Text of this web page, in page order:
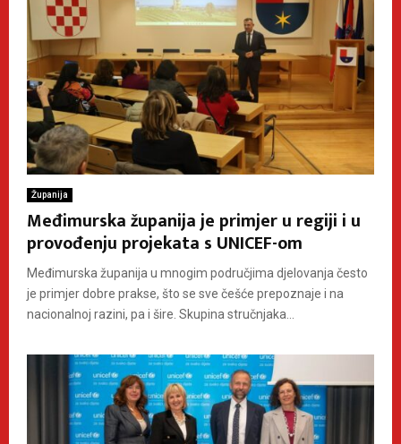
Županija
Međimurska županija je primjer u regiji i u
provođenju projekata s UNICEF-om
Međimurska županija u mnogim područjima djelovanja često
je primjer dobre prakse, što se sve češće prepoznaje i na
nacionalnoj razini, pa i šire. Skupina stručnjaka...